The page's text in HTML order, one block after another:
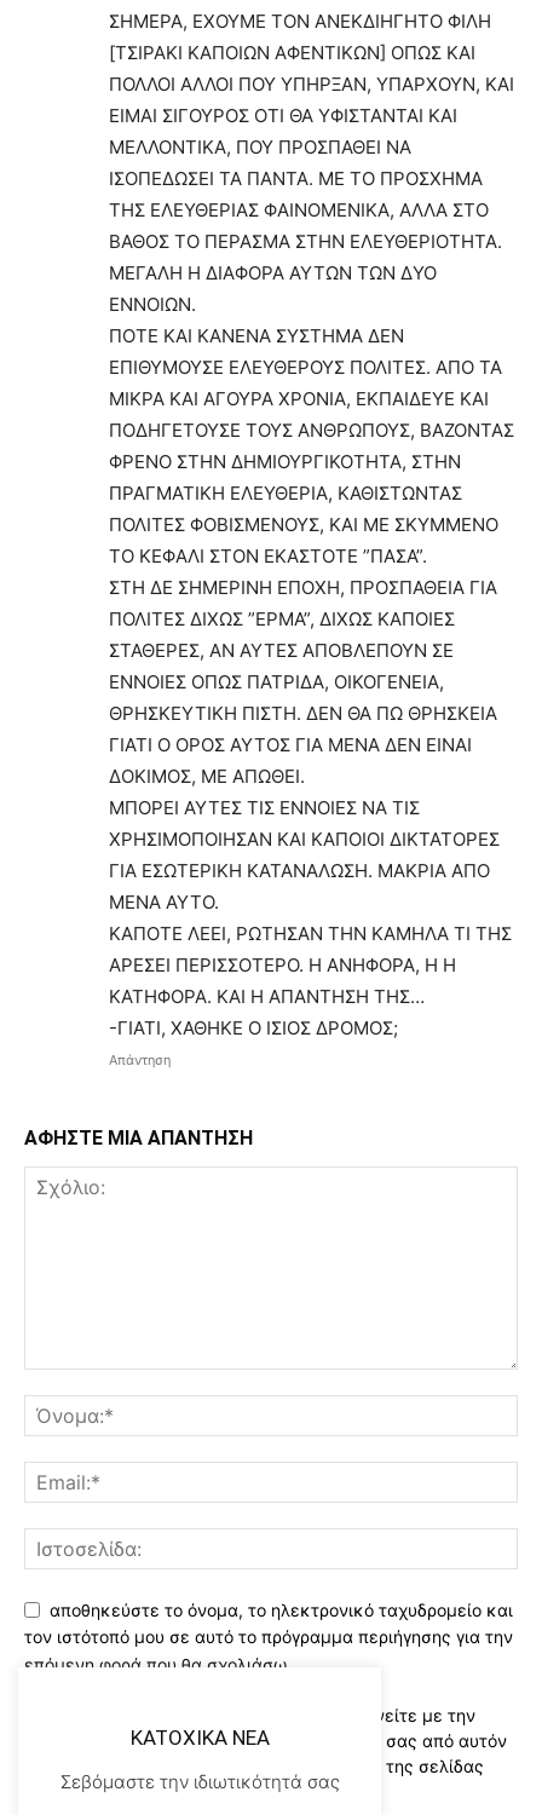
ΣΗΜΕΡΑ, ΕΧΟΥΜΕ ΤΟΝ ΑΝΕΚΔΙΗΓΗΤΟ ΦΙΛΗ
[ΤΣΙΡΑΚΙ ΚΑΠΟΙΩΝ ΑΦΕΝΤΙΚΩΝ] ΟΠΩΣ ΚΑΙ
ΠΟΛΛΟΙ ΑΛΛΟΙ ΠΟΥ ΥΠΗΡΞΑΝ, ΥΠΑΡΧΟΥΝ, ΚΑΙ
ΕΙΜΑΙ ΣΙΓΟΥΡΟΣ ΟΤΙ ΘΑ ΥΦΙΣΤΑΝΤΑΙ ΚΑΙ
ΜΕΛΛΟΝΤΙΚΑ, ΠΟΥ ΠΡΟΣΠΑΘΕΙ ΝΑ
ΙΣΟΠΕΔΩΣΕΙ ΤΑ ΠΑΝΤΑ. ΜΕ ΤΟ ΠΡΟΣΧΗΜΑ
ΤΗΣ ΕΛΕΥΘΕΡΙΑΣ ΦΑΙΝΟΜΕΝΙΚΑ, ΑΛΛΑ ΣΤΟ
ΒΑΘΟΣ ΤΟ ΠΕΡΑΣΜΑ ΣΤΗΝ ΕΛΕΥΘΕΡΙΟΤΗΤΑ.
ΜΕΓΑΛΗ Η ΔΙΑΦΟΡΑ ΑΥΤΩΝ ΤΩΝ ΔΥΟ
ΕΝΝΟΙΩΝ.
ΠΟΤΕ ΚΑΙ ΚΑΝΕΝΑ ΣΥΣΤΗΜΑ ΔΕΝ
ΕΠΙΘΥΜΟΥΣΕ ΕΛΕΥΘΕΡΟΥΣ ΠΟΛΙΤΕΣ. ΑΠΟ ΤΑ
ΜΙΚΡΑ ΚΑΙ ΑΓΟΥΡΑ ΧΡΟΝΙΑ, ΕΚΠΑΙΔΕΥΕ ΚΑΙ
ΠΟΔΗΓΕΤΟΥΣΕ ΤΟΥΣ ΑΝΘΡΩΠΟΥΣ, ΒΑΖΟΝΤΑΣ
ΦΡΕΝΟ ΣΤΗΝ ΔΗΜΙΟΥΡΓΙΚΟΤΗΤΑ, ΣΤΗΝ
ΠΡΑΓΜΑΤΙΚΗ ΕΛΕΥΘΕΡΙΑ, ΚΑΘΙΣΤΩΝΤΑΣ
ΠΟΛΙΤΕΣ ΦΟΒΙΣΜΕΝΟΥΣ, ΚΑΙ ΜΕ ΣΚΥΜΜΕΝΟ
ΤΟ ΚΕΦΑΛΙ ΣΤΟΝ ΕΚΑΣΤΟΤΕ ”ΠΑΣΑ”.
ΣΤΗ ΔΕ ΣΗΜΕΡΙΝΗ ΕΠΟΧΗ, ΠΡΟΣΠΑΘΕΙΑ ΓΙΑ
ΠΟΛΙΤΕΣ ΔΙΧΩΣ ”ΕΡΜΑ”, ΔΙΧΩΣ ΚΑΠΟΙΕΣ
ΣΤΑΘΕΡΕΣ, ΑΝ ΑΥΤΕΣ ΑΠΟΒΛΕΠΟΥΝ ΣΕ
ΕΝΝΟΙΕΣ ΟΠΩΣ ΠΑΤΡΙΔΑ, ΟΙΚΟΓΕΝΕΙΑ,
ΘΡΗΣΚΕΥΤΙΚΗ ΠΙΣΤΗ. ΔΕΝ ΘΑ ΠΩ ΘΡΗΣΚΕΙΑ
ΓΙΑΤΙ Ο ΟΡΟΣ ΑΥΤΟΣ ΓΙΑ ΜΕΝΑ ΔΕΝ ΕΙΝΑΙ
ΔΟΚΙΜΟΣ, ΜΕ ΑΠΩΘΕΙ.
ΜΠΟΡΕΙ ΑΥΤΕΣ ΤΙΣ ΕΝΝΟΙΕΣ ΝΑ ΤΙΣ
ΧΡΗΣΙΜΟΠΟΙΗΣΑΝ ΚΑΙ ΚΑΠΟΙΟΙ ΔΙΚΤΑΤΟΡΕΣ
ΓΙΑ ΕΣΩΤΕΡΙΚΗ ΚΑΤΑΝΑΛΩΣΗ. ΜΑΚΡΙΑ ΑΠΟ
ΜΕΝΑ ΑΥΤΟ.
ΚΑΠΟΤΕ ΛΕΕΙ, ΡΩΤΗΣΑΝ ΤΗΝ ΚΑΜΗΛΑ ΤΙ ΤΗΣ
ΑΡΕΣΕΙ ΠΕΡΙΣΣΟΤΕΡΟ. Η ΑΝΗΦΟΡΑ, Η Η
ΚΑΤΗΦΟΡΑ. ΚΑΙ Η ΑΠΑΝΤΗΣΗ ΤΗΣ…
-ΓΙΑΤΙ, ΧΑΘΗΚΕ Ο ΙΣΙΟΣ ΔΡΟΜΟΣ;
Απάντηση
ΑΦΗΣΤΕ ΜΙΑ ΑΠΑΝΤΗΣΗ
αποθηκεύστε το όνομα, το ηλεκτρονικό ταχυδρομείο και
τον ιστότοπό μου σε αυτό το πρόγραμμα περιήγησης για την
επόμενη φορά που θα σχολιάσω.
Χρησιμοποιώντας αυτό το έντυπο συμφωνείτε με την
αποθήκευση και χειρισμό των δεδομένων σας από αυτόν
τον ιστότοπο..Διαβάστε του ορους χρήσης της σελίδας
μας*
KATOXIKA NEA
Σεβόμαστε την ιδιωτικότητά σας